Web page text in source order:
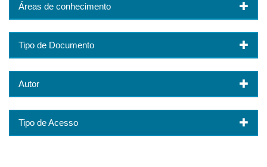
Áreas de conhecimento
Tipo de Documento
Autor
Tipo de Acesso